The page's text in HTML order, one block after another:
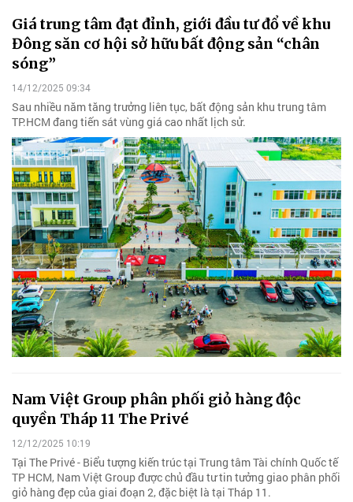
Giá trung tâm đạt đỉnh, giới đầu tư đổ về khu
Đông săn cơ hội sở hữu bất động sản “chân
sóng”
14/12/2025 09:34
Sau nhiều năm tăng trưởng liên tục, bất động sản khu trung tâm
TP.HCM đang tiến sát vùng giá cao nhất lịch sử.
Nam Việt Group phân phối giỏ hàng độc
quyền Tháp 11 The Privé
12/12/2025 10:19
Tại The Privé - Biểu tượng kiến trúc tại Trung tâm Tài chính Quốc tế
TP HCM, Nam Việt Group được chủ đầu tư tin tưởng giao phân phối
giỏ hàng đẹp của giai đoạn 2, đặc biệt là tại Tháp 11.